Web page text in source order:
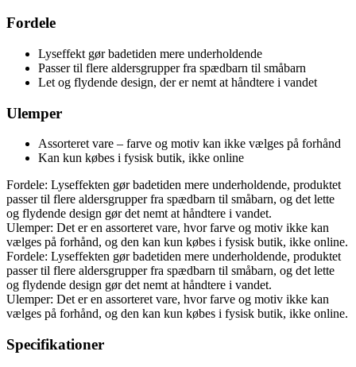
Fordele
Lyseffekt gør badetiden mere underholdende
Passer til flere aldersgrupper fra spædbarn til småbarn
Let og flydende design, der er nemt at håndtere i vandet
Ulemper
Assorteret vare – farve og motiv kan ikke vælges på forhånd
Kan kun købes i fysisk butik, ikke online
Fordele: Lyseffekten gør badetiden mere underholdende, produktet
passer til flere aldersgrupper fra spædbarn til småbarn, og det lette
og flydende design gør det nemt at håndtere i vandet.
Ulemper: Det er en assorteret vare, hvor farve og motiv ikke kan
vælges på forhånd, og den kan kun købes i fysisk butik, ikke online.
Fordele: Lyseffekten gør badetiden mere underholdende, produktet
passer til flere aldersgrupper fra spædbarn til småbarn, og det lette
og flydende design gør det nemt at håndtere i vandet.
Ulemper: Det er en assorteret vare, hvor farve og motiv ikke kan
vælges på forhånd, og den kan kun købes i fysisk butik, ikke online.
Specifikationer